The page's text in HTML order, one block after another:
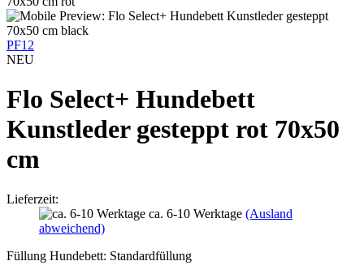
PF12
NEU
Flo Select+ Hundebett
Kunstleder gesteppt rot 70x50
cm
Lieferzeit:
ca. 6-10 Werktage (Ausland
abweichend)
Füllung Hundebett: Standardfüllung